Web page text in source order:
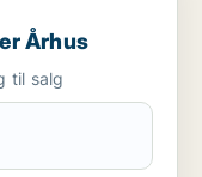
Århus
til salg